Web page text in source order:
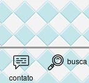
contato
busca